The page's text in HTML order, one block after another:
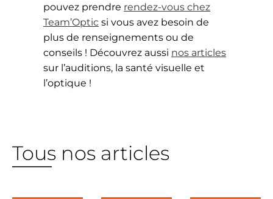
pouvez prendre rendez-vous chez
Team’Optic si vous avez besoin de
plus de renseignements ou de
conseils ! Découvrez aussi nos articles
sur l’auditions, la santé visuelle et
l’optique !
Tous nos articles